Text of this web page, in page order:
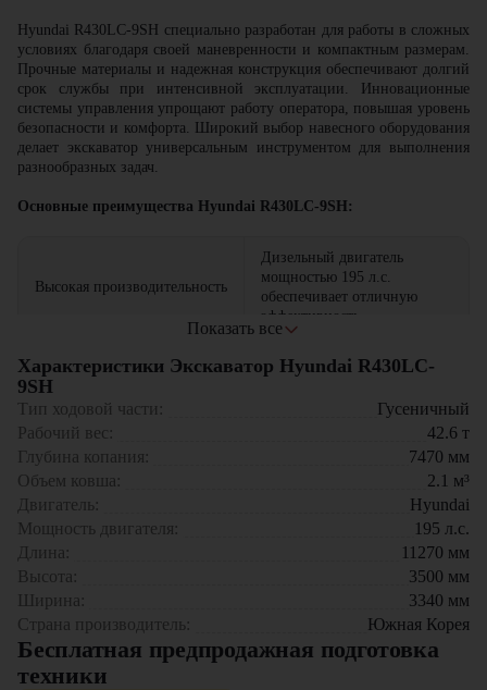
Hyundai R430LC-9SH специально разработан для работы в сложных
условиях благодаря своей маневренности и компактным размерам.
Прочные материалы и надежная конструкция обеспечивают долгий
срок службы при интенсивной эксплуатации. Инновационные
системы управления упрощают работу оператора, повышая уровень
безопасности и комфорта. Широкий выбор навесного оборудования
делает экскаватор универсальным инструментом для выполнения
разнообразных задач.
Основные преимущества Hyundai R430LC-9SH:
Высокая производительность
Дизельный двигатель
мощностью 195 л.с.
обеспечивает отличную
эффективность
Компактные размеры
Идеально подходит для
работы в ограниченных
Надежная гидравлика
плавность выполнения
Прочная конструкция
Долговечность и надежность
Универсальность
Возможность использования
Hyundai R430LC-9SH станет незаменимым помощником для
выполнения самых разных задач на строительных площадках.
Показать все
Характеристики Экскаватор Hyundai R430LC-
9SH
Тип ходовой части:
Гусеничный
Рабочий вес:
42.6 т
Глубина копания:
7470 мм
Объем ковша:
2.1 м³
Двигатель:
Hyundai
Мощность двигателя:
195 л.с.
Длина:
11270 мм
Высота:
3500 мм
Ширина:
3340 мм
Страна производитель:
Южная Корея
Бесплатная предпродажная подготовка
техники